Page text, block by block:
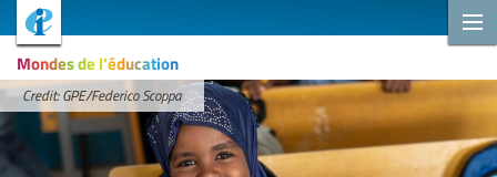
Mondes de l'éducation
Credit: GPE/Federico Scoppa